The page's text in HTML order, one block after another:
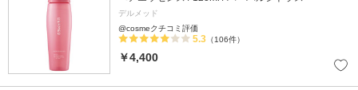
デルメッド
@cosmeクチコミ評価
5.3 （106件）
￥4,400